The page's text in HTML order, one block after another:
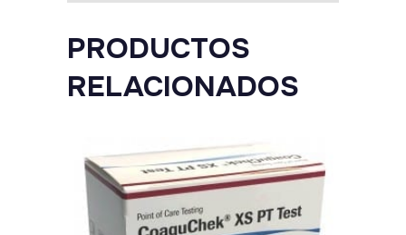
100
unidades
quantity
PRODUCTOS
RELACIONADOS